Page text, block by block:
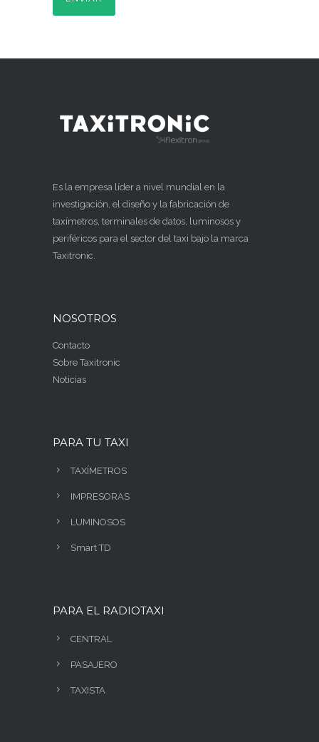
Es la empresa líder a nivel mundial en la
investigación, el diseño y la fabricación de
taxímetros, terminales de datos, luminosos y
periféricos para el sector del taxi bajo la marca
Taxitronic.
NOSOTROS
Contacto
Sobre Taxitronic
Noticias
PARA TU TAXI
TAXÍMETROS
IMPRESORAS
LUMINOSOS
Smart TD
PARA EL RADIOTAXI
CENTRAL
PASAJERO
TAXISTA